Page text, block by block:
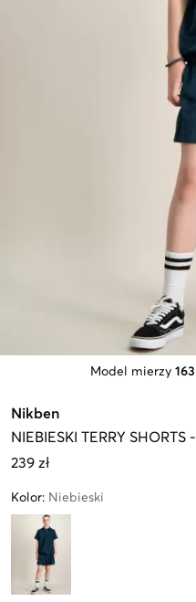
Model mierzy 163
Nikben
NIEBIESKI TERRY SHORTS -
239 zł
Kolor: Niebieski